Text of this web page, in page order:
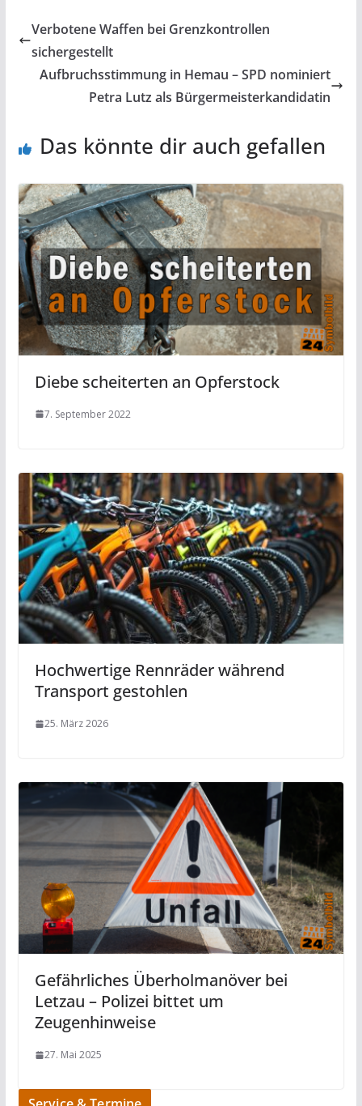
Verbotene Waffen bei Grenzkontrollen
sichergestellt
Aufbruchsstimmung in Hemau – SPD nominiert
Petra Lutz als Bürgermeisterkandidatin
Das könnte dir auch gefallen
Diebe scheiterten an Opferstock
7. September 2022
Hochwertige Rennräder während
Transport gestohlen
25. März 2026
Gefährliches Überholmanöver bei
Letzau – Polizei bittet um
Zeugenhinweise
27. Mai 2025